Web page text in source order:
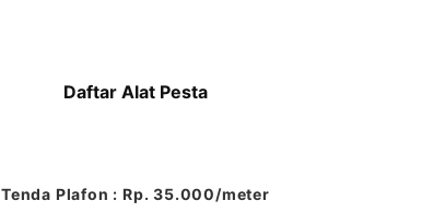
Daftar Alat Pesta
Tenda Plafon : Rp. 35.000/meter